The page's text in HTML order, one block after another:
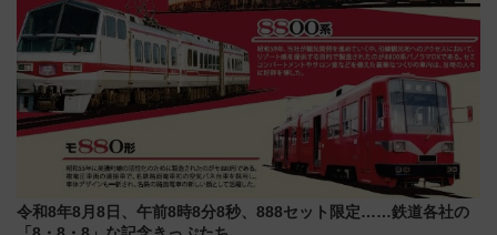
令和8年8月8日、午前8時8分8秒、888セット限定……鉄道各社の